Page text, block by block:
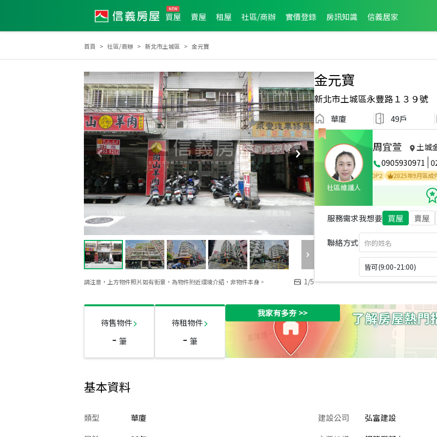
買屋 賣屋 租屋 社區/商辦 實價登錄 房訊知識 信義居家
首頁 社區/商辦 新北市土城區 金元寶
請注意，上方物件照片如有街景，為物件附近環境介紹，非物件本身。 1/5
金元寶
新北市土城區永豐路１３９號
華廈 49戶
社區維護人
周宜萱
土城
0905930971
2025年9月區業績TOP2 2026年6月區成件TOP3 2026年2月區成件TOP3 2025年11月區成件TOP2 2025年9月區成件TOP3
服務需求我想要 買屋 賣屋
聯絡方式
皆可(9:00-21:00)
待售物件
- 筆
待租物件
- 筆
我家有多夯>>
基本資料
類型
華廈
建設公司
弘富建設